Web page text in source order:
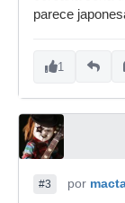
parece
1
#3 por